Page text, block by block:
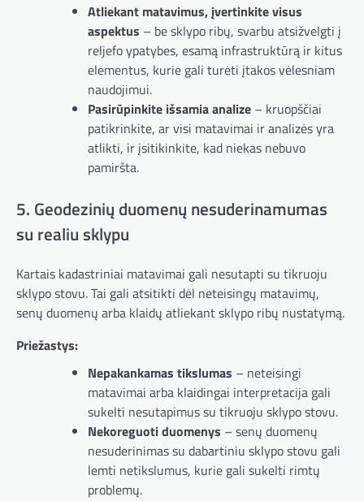
Atliekant matavimus, įvertinkite visus
aspektus – be sklypo ribų, svarbu atsižvelgti į
reljefo ypatybes, esamą infrastruktūrą ir kitus
elementus, kurie gali turėti įtakos vėlesniam
naudojimui.
Pasirūpinkite išsamia analize – kruopščiai
patikrinkite, ar visi matavimai ir analizės yra
atlikti, ir įsitikinkite, kad niekas nebuvo
pamiršta.
5. Geodezinių duomenų nesuderinamumas
su realiu sklypu
Kartais kadastriniai matavimai gali nesutapti su tikruoju
sklypo stovu. Tai gali atsitikti dėl neteisingų matavimų,
senų duomenų arba klaidų atliekant sklypo ribų nustatymą.
Priežastys:
Nepakankamas tikslumas – neteisingi
matavimai arba klaidingai interpretacija gali
sukelti nesutapimus su tikruoju sklypo stovu.
Nekoreguoti duomenys – senų duomenų
nesuderinimas su dabartiniu sklypo stovu gali
lemti netikslumus, kurie gali sukelti rimtų
problemų.